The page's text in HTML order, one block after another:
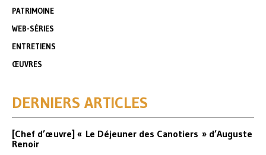
PATRIMOINE
WEB-SÉRIES
ENTRETIENS
ŒUVRES
DERNIERS ARTICLES
[Chef d’œuvre] « Le Déjeuner des Canotiers » d’Auguste
Renoir